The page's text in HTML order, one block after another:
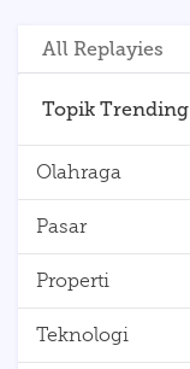
All Replayies
Topik Trending
Olahraga
Pasar
Properti
Teknologi